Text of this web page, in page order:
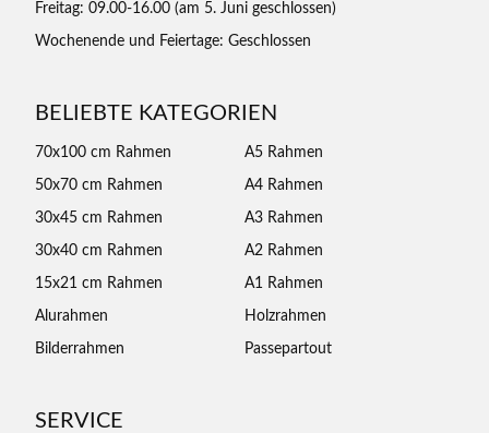
Freitag: 09.00-16.00 (am 5. Juni geschlossen)
Wochenende und Feiertage: Geschlossen
BELIEBTE KATEGORIEN
70x100 cm Rahmen A5 Rahmen
50x70 cm Rahmen A4 Rahmen
30x45 cm Rahmen A3 Rahmen
30x40 cm Rahmen A2 Rahmen
15x21 cm Rahmen A1 Rahmen
Alurahmen Holzrahmen
Bilderrahmen Passepartout
SERVICE